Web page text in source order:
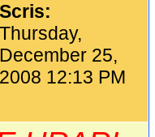
Scris:
Thursday,
December 25,
2008 12:13 PM